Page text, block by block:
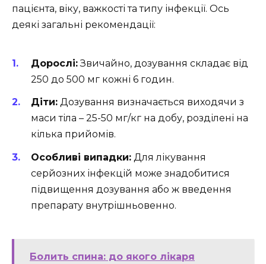
пацієнта, віку, важкості та типу інфекції. Ось
деякі загальні рекомендації:
Дорослі:Звичайно, дозування складає від
250 до 500 мг кожні 6 годин.
Діти: Дозування визначається виходячи з
маси тіла – 25-50 мг/кг на добу, розділені на
кілька прийомів.
Особливі випадки: Для лікування
серйозних інфекцій може знадобитися
підвищення дозування або ж введення
препарату внутрішньовенно.
Болить спина: до якого лікаря